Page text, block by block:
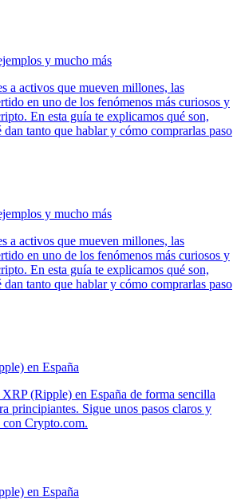
y mucho más
a activos que mueven millones, las
en uno de los fenómenos más curiosos y
En esta guía te explicamos qué son,
tanto que hablar y cómo comprarlas paso
y mucho más
a activos que mueven millones, las
en uno de los fenómenos más curiosos y
En esta guía te explicamos qué son,
tanto que hablar y cómo comprarlas paso
en España
(Ripple) en España de forma sencilla
principiantes. Sigue unos pasos claros y
Crypto.com.
en España